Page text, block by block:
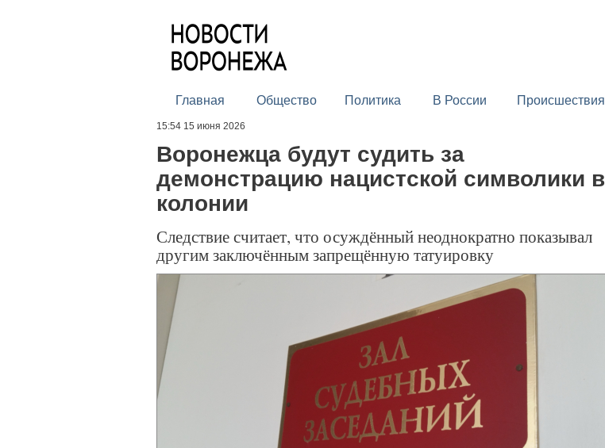
Главная Общество Политика В России Происшествия
15:54 15 июня 2026
Воронежца будут судить за
демонстрацию нацистской символики в
колонии
Следствие считает, что осуждённый неоднократно показывал
другим заключённым запрещённую татуировку